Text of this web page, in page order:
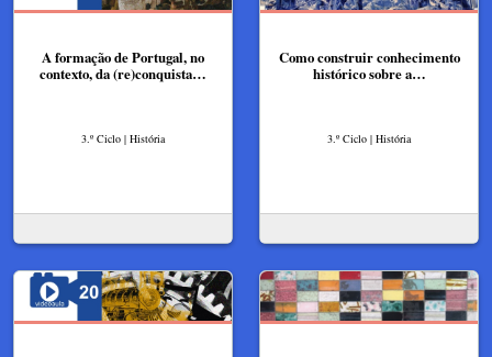
A formação de Portugal, no
contexto, da (re)conquista…
3.º Ciclo | História
Como construir conhecimento
histórico sobre a…
3.º Ciclo | História